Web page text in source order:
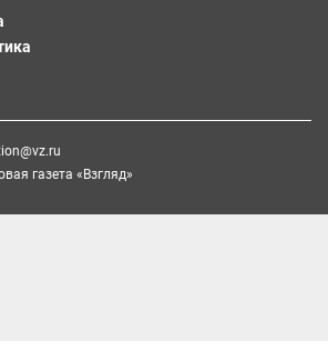
газета «Взгляд»